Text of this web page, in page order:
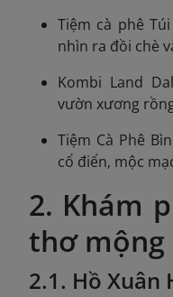
Tiệm cà phê
nhìn ra đồi chè
Kombi Land
vườn xương
Tiệm Cà Phê
cổ điển, mộc
2. Khám
thơ mộng
2.1. Hồ Xuân